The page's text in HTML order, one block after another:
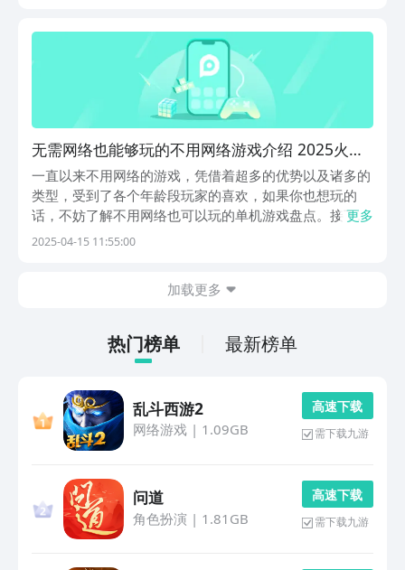
冒...
无需网络也能够玩的不用网络游戏介绍 2025火爆
的的单机游戏推荐
一直以来不用网络的游戏，凭借着超多的优势以及诸多的
类型，受到了各个年龄段玩家的喜欢，如果你也想玩的
话，不妨了解不用网络也可以玩的单机游戏盘点。接下来
介绍的这几款，全部都是满足需求的，无论你是控制小球
更多
2025-04-15 11:55:00
加载更多
热门榜单 最新榜单
乱斗西游2
网络游戏| 1.09GB
高 速 下 载
需下载九游
问道
角色扮演 | 1.81GB
高 速 下 载
需下载九游